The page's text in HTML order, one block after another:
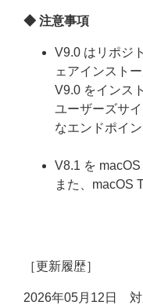
◆ 注意事項
V9.0 はリポジ
ェアインスト
V9.0 をインス
ユーザーズサ
なエンドポイ
V8.1 を
また、macOS
［更新履歴］
2026年05月12日 対